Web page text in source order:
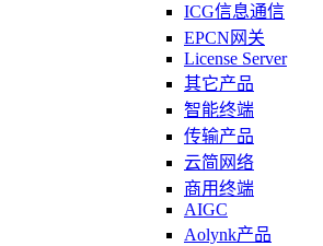
ICG信息通信
EPCN网关
License Server
其它产品
智能终端
传输产品
云简网络
商用终端
AIGC
Aolynk产品